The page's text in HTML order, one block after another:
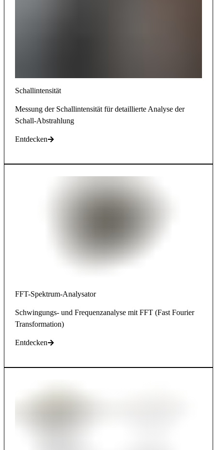
Schallintensität
Messung der Schallintensität für detaillierte Analyse der
Schall-Abstrahlung
Entdecken
FFT-Spektrum-Analysator
Schwingungs- und Frequenzanalyse mit FFT (Fast Fourier
Transformation)
Entdecken